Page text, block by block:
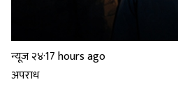
न्यूज २४·17 hours ago
अपराध